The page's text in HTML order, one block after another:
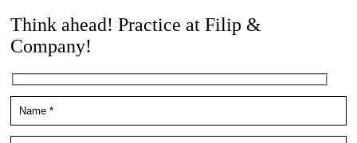
Think ahead! Practice at Filip &
Company!